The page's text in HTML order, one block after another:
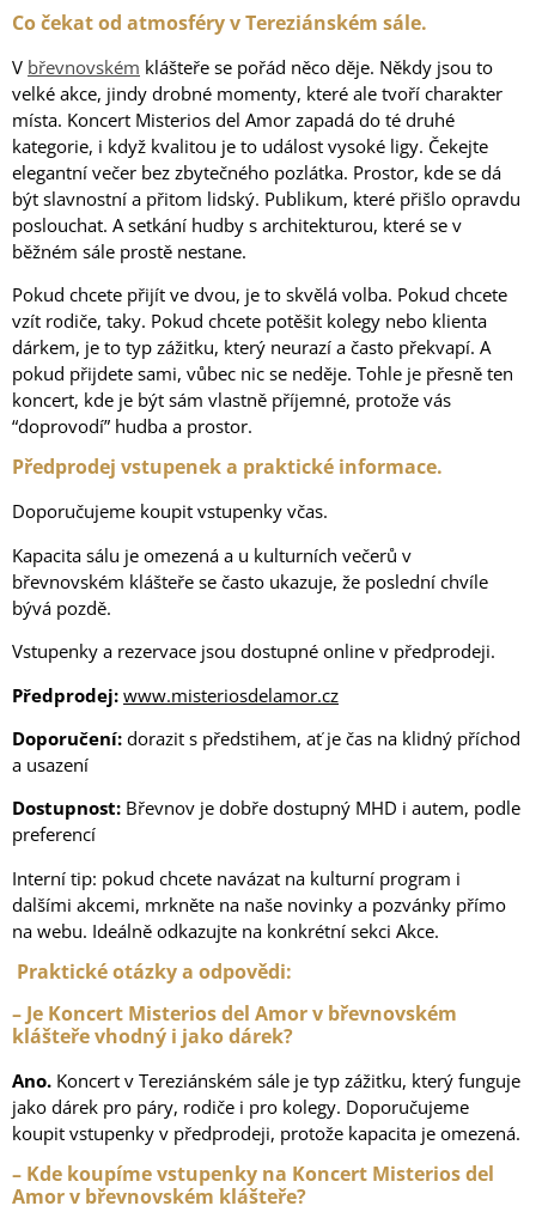
Co čekat od atmosféry v Tereziánském sále.
V břevnovském klášteře se pořád něco děje. Někdy jsou to
velké akce, jindy drobné momenty, které ale tvoří charakter
místa. Koncert Misterios del Amor zapadá do té druhé
kategorie, i když kvalitou je to událost vysoké ligy. Čekejte
elegantní večer bez zbytečného pozlátka. Prostor, kde se dá
být slavnostní a přitom lidský. Publikum, které přišlo opravdu
poslouchat. A setkání hudby s architekturou, které se v
běžném sále prostě nestane.
Pokud chcete přijít ve dvou, je to skvělá volba. Pokud chcete
vzít rodiče, taky. Pokud chcete potěšit kolegy nebo klienta
dárkem, je to typ zážitku, který neurazí a často překvapí. A
pokud přijdete sami, vůbec nic se neděje. Tohle je přesně ten
koncert, kde je být sám vlastně příjemné, protože vás
“doprovodí” hudba a prostor.
Předprodej vstupenek a praktické informace.
Doporučujeme koupit vstupenky včas.
Kapacita sálu je omezená a u kulturních večerů v
břevnovském klášteře se často ukazuje, že poslední chvíle
bývá pozdě.
Vstupenky a rezervace jsou dostupné online v předprodeji.
Předprodej: www.misteriosdelamor.cz
Doporučení: dorazit s předstihem, ať je čas na klidný příchod
a usazení
Dostupnost: Břevnov je dobře dostupný MHD i autem, podle
preferencí
Interní tip: pokud chcete navázat na kulturní program i
dalšími akcemi, mrkněte na naše novinky a pozvánky přímo
na webu. Ideálně odkazujte na konkrétní sekci Akce.
Praktické otázky a odpovědi:
– Je Koncert Misterios del Amor v břevnovském
klášteře vhodný i jako dárek?
Ano. Koncert v Tereziánském sále je typ zážitku, který funguje
jako dárek pro páry, rodiče i pro kolegy. Doporučujeme
koupit vstupenky v předprodeji, protože kapacita je omezená.
– Kde koupíme vstupenky na Koncert Misterios del
Amor v břevnovském klášteře?